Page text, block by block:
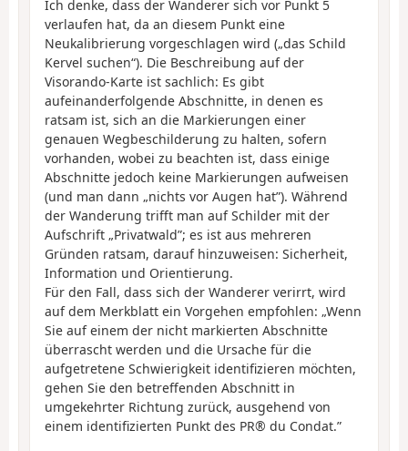
Ich denke, dass der Wanderer sich vor Punkt 5
verlaufen hat, da an diesem Punkt eine
Neukalibrierung vorgeschlagen wird („das Schild
Kervel suchen“). Die Beschreibung auf der
Visorando-Karte ist sachlich: Es gibt
aufeinanderfolgende Abschnitte, in denen es
ratsam ist, sich an die Markierungen einer
genauen Wegbeschilderung zu halten, sofern
vorhanden, wobei zu beachten ist, dass einige
Abschnitte jedoch keine Markierungen aufweisen
(und man dann „nichts vor Augen hat”). Während
der Wanderung trifft man auf Schilder mit der
Aufschrift „Privatwald”; es ist aus mehreren
Gründen ratsam, darauf hinzuweisen: Sicherheit,
Information und Orientierung.
Für den Fall, dass sich der Wanderer verirrt, wird
auf dem Merkblatt ein Vorgehen empfohlen: „Wenn
Sie auf einem der nicht markierten Abschnitte
überrascht werden und die Ursache für die
aufgetretene Schwierigkeit identifizieren möchten,
gehen Sie den betreffenden Abschnitt in
umgekehrter Richtung zurück, ausgehend von
einem identifizierten Punkt des PR® du Condat.”